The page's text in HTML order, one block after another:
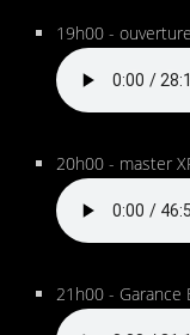
19h00 -
20h00 - master
21h00 - Garance